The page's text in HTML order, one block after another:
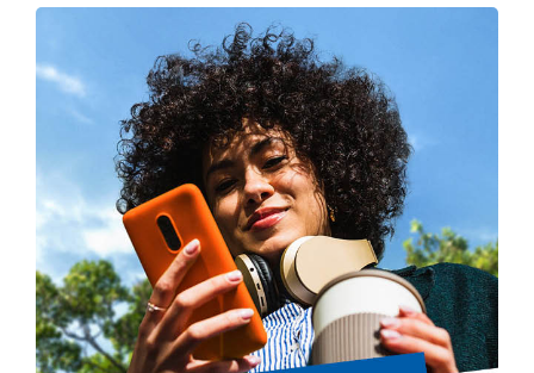
-
i
k
e
-
D